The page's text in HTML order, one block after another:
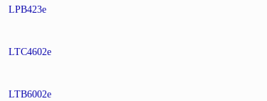
LPB423e
LTC4602e
LTB6002e